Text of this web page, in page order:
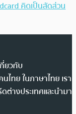
คิดเป็นสัดส่วน
ยวกับ
ไทย ในภาษาไทย เรา
ต่างประเทศและนำมา